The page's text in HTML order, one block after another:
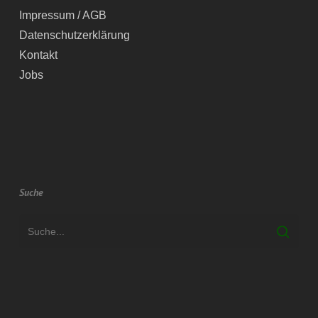
Impressum / AGB
Datenschutzerklärung
Kontakt
Jobs
Suche